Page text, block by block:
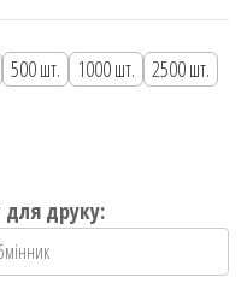
500 шт. 1000 шт.
2500 шт.
друку: